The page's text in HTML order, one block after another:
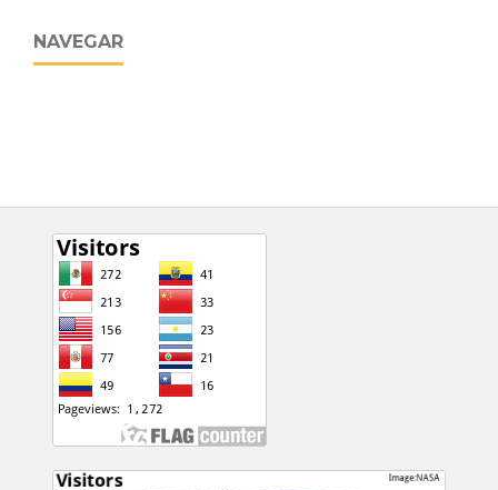
NAVEGAR